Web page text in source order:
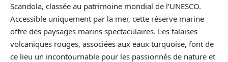
Scandola, classée au patrimoine mondial de l’UNESCO.
Accessible uniquement par la mer, cette réserve marine
offre des paysages marins spectaculaires. Les falaises
volcaniques rouges, associées aux eaux turquoise, font de
ce lieu un incontournable pour les passionnés de nature et